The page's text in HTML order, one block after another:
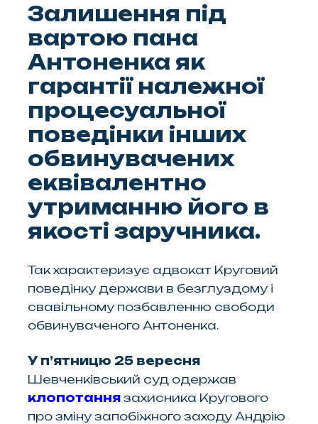
Залишення під
вартою пана
Антоненка як
гарантії належної
процесуальної
поведінки інших
обвинувачених
еквівалентно
утриманню його в
якості заручника.
Так характеризує адвокат Круговий
поведінку держави в безглуздому і
свавільному позбавленню свободи
обвинуваченого Антоненка.
У п’ятницю 25 вересня
Шевченківський суд одержав
клопотання захисника Кругового
про зміну запобіжного заходу Андрію